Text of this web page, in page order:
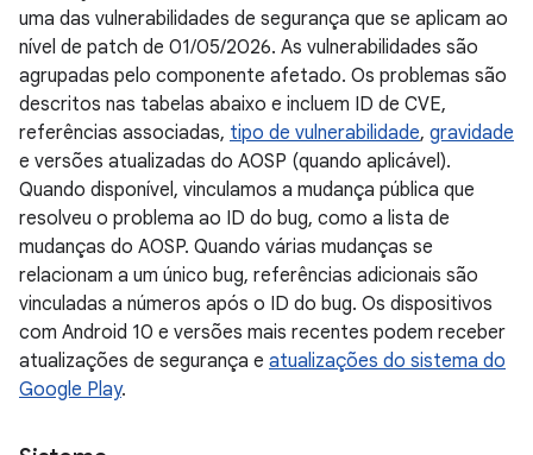
uma das vulnerabilidades de segurança que se aplicam ao
nível de patch de 01/05/2026. As vulnerabilidades são
agrupadas pelo componente afetado. Os problemas são
descritos nas tabelas abaixo e incluem ID de CVE,
referências associadas, tipo de vulnerabilidade, gravidade
e versões atualizadas do AOSP (quando aplicável).
Quando disponível, vinculamos a mudança pública que
resolveu o problema ao ID do bug, como a lista de
mudanças do AOSP. Quando várias mudanças se
relacionam a um único bug, referências adicionais são
vinculadas a números após o ID do bug. Os dispositivos
com Android 10 e versões mais recentes podem receber
atualizações de segurança e atualizações do sistema do
Google Play.